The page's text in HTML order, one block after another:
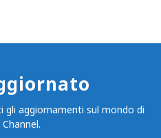
gli aggiornamenti sul mondo di